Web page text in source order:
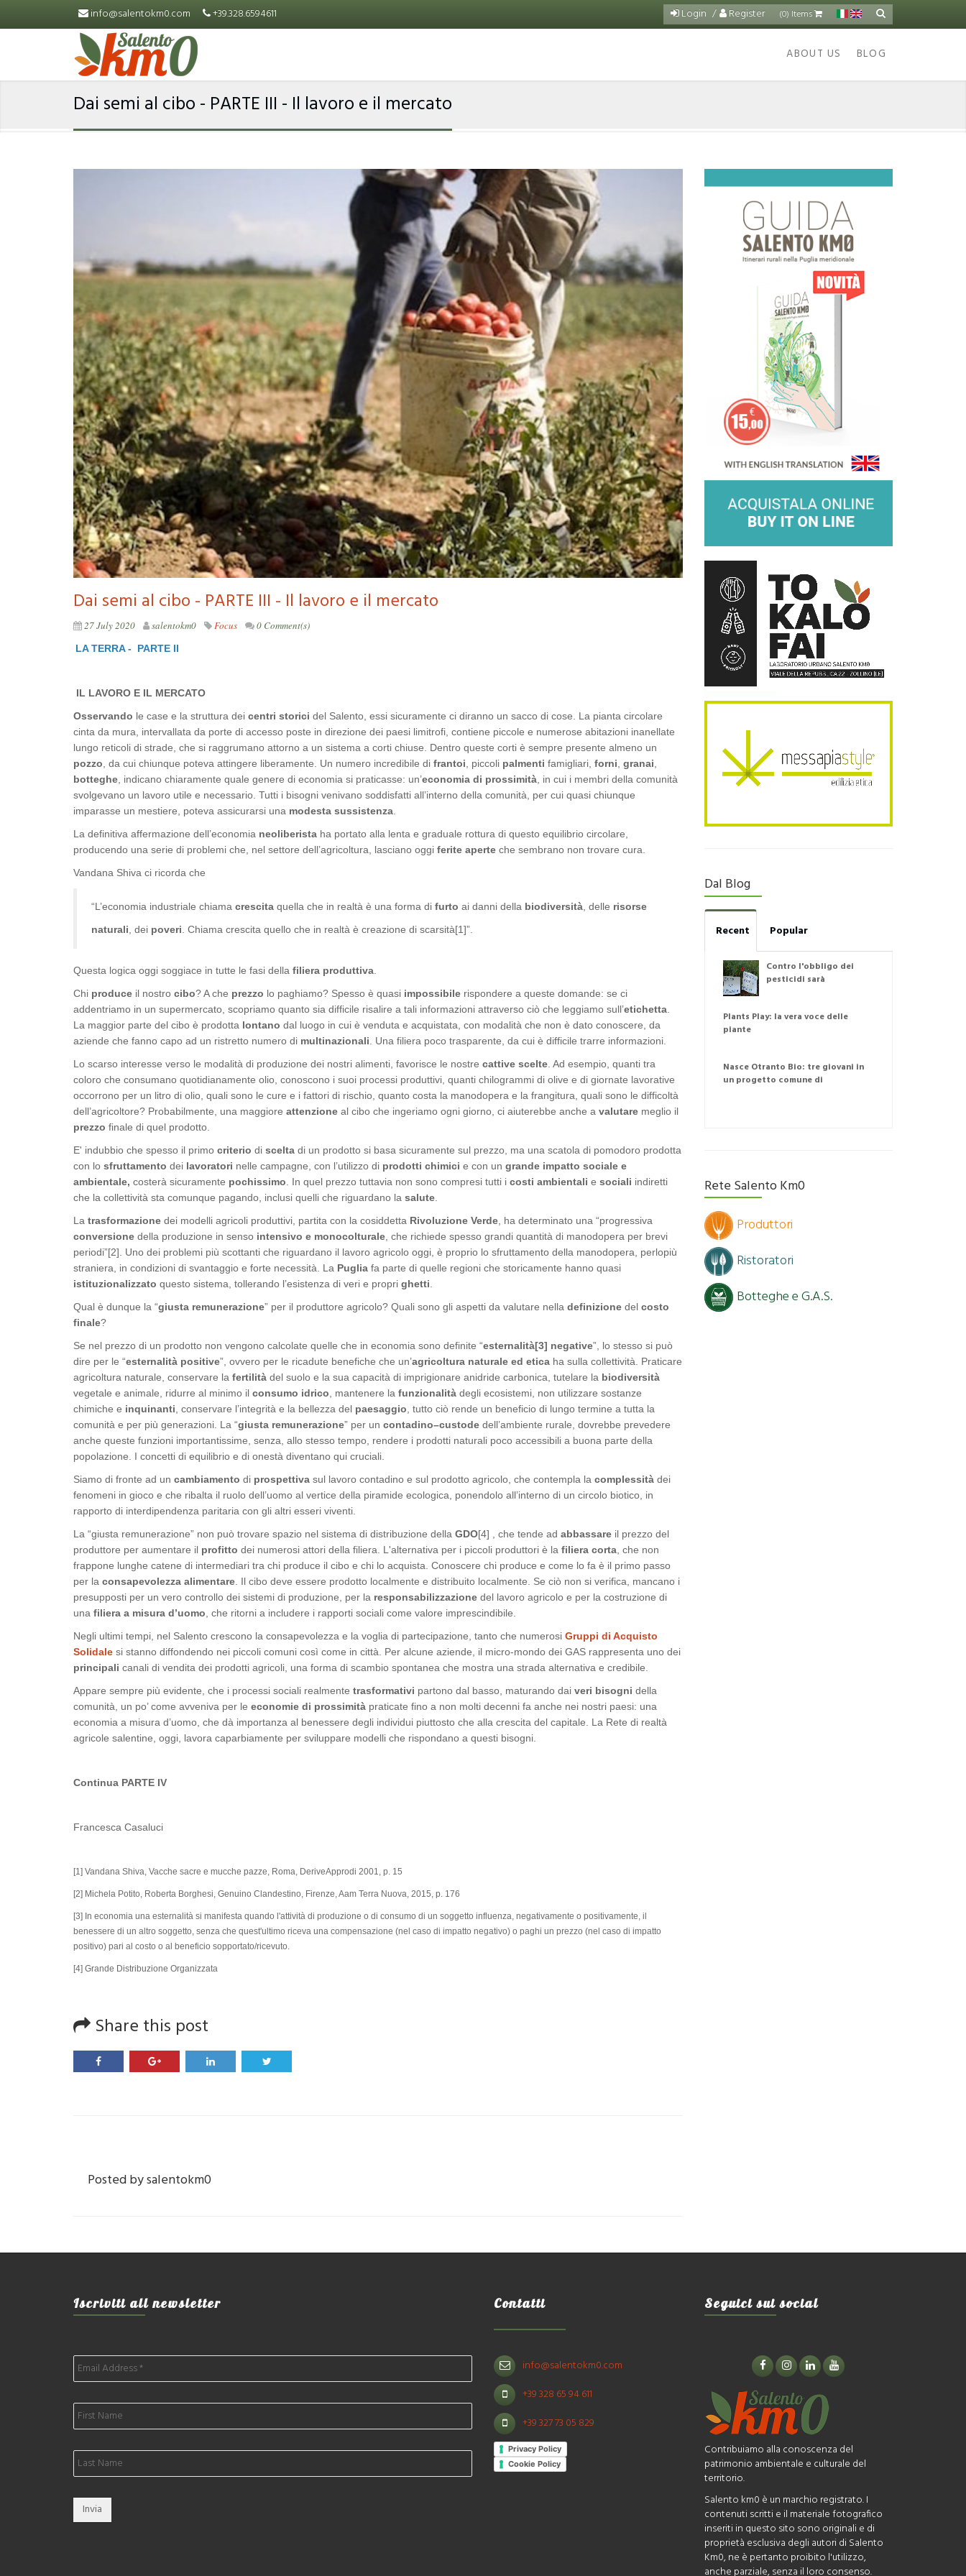
Skip to main contentinfo@salentokm0.com +39.328.6594611 Login Register (0) Items Search
form
Search
ABOUT US BLOG
Dai semi al cibo - PARTE III - Il lavoro e il mercato
Dai semi al cibo - PARTE III - Il lavoro e il mercato
27 July 2020 salentokm0 Focus 0 Comment(s)
LA TERRA - PARTE II
IL LAVORO E IL MERCATO
Osservando le case e la struttura dei centri storici del Salento, essi sicuramente ci diranno un sacco di cose. La pianta circolare
cinta da mura, intervallata da porte di accesso poste in direzione dei paesi limitrofi, contiene piccole e numerose abitazioni inanellate
lungo reticoli di strade, che si raggrumano attorno a un sistema a corti chiuse. Dentro queste corti è sempre presente almeno un
pozzo, da cui chiunque poteva attingere liberamente. Un numero incredibile di frantoi, piccoli palmenti famigliari, forni, granai,
botteghe, indicano chiaramente quale genere di economia si praticasse: un’economia di prossimità, in cui i membri della comunità
svolgevano un lavoro utile e necessario. Tutti i bisogni venivano soddisfatti all’interno della comunità, per cui quasi chiunque
imparasse un mestiere, poteva assicurarsi una modesta sussistenza.
La definitiva affermazione dell’economia neoliberista ha portato alla lenta e graduale rottura di questo equilibrio circolare,
producendo una serie di problemi che, nel settore dell’agricoltura, lasciano oggi ferite aperte che sembrano non trovare cura.
Vandana Shiva ci ricorda che
“L’economia industriale chiama crescita quella che in realtà è una forma di furto ai danni della biodiversità, delle risorse
naturali, dei poveri. Chiama crescita quello che in realtà è creazione di scarsità[1]”.
Questa logica oggi soggiace in tutte le fasi della filiera produttiva.
Chi produce il nostro cibo? A che prezzo lo paghiamo? Spesso è quasi impossibile rispondere a queste domande: se ci
addentriamo in un supermercato, scopriamo quanto sia difficile risalire a tali informazioni attraverso ciò che leggiamo sull’etichetta.
La maggior parte del cibo è prodotta lontano dal luogo in cui è venduta e acquistata, con modalità che non è dato conoscere, da
aziende che fanno capo ad un ristretto numero di multinazionali. Una filiera poco trasparente, da cui è difficile trarre informazioni.
Lo scarso interesse verso le modalità di produzione dei nostri alimenti, favorisce le nostre cattive scelte. Ad esempio, quanti tra
coloro che consumano quotidianamente olio, conoscono i suoi processi produttivi, quanti chilogrammi di olive e di giornate lavorative
occorrono per un litro di olio, quali sono le cure e i fattori di rischio, quanto costa la manodopera e la frangitura, quali sono le difficoltà
dell’agricoltore? Probabilmente, una maggiore attenzione al cibo che ingeriamo ogni giorno, ci aiuterebbe anche a valutare meglio il
prezzo finale di quel prodotto.
E' indubbio che spesso il primo criterio di scelta di un prodotto si basa sicuramente sul prezzo, ma una scatola di pomodoro prodotta
con lo sfruttamento dei lavoratori nelle campagne, con l’utilizzo di prodotti chimici e con un grande impatto sociale e
ambientale, costerà sicuramente pochissimo. In quel prezzo tuttavia non sono compresi tutti i costi ambientali e sociali indiretti
che la collettività sta comunque pagando, inclusi quelli che riguardano la salute.
La trasformazione dei modelli agricoli produttivi, partita con la cosiddetta Rivoluzione Verde, ha determinato una “progressiva
conversione della produzione in senso intensivo e monocolturale, che richiede spesso grandi quantità di manodopera per brevi
periodi”[2]. Uno dei problemi più scottanti che riguardano il lavoro agricolo oggi, è proprio lo sfruttamento della manodopera, perlopiù
straniera, in condizioni di svantaggio e forte necessità. La Puglia fa parte di quelle regioni che storicamente hanno quasi
istituzionalizzato questo sistema, tollerando l’esistenza di veri e propri ghetti.
Qual è dunque la “giusta remunerazione” per il produttore agricolo? Quali sono gli aspetti da valutare nella definizione del costo
finale?
Se nel prezzo di un prodotto non vengono calcolate quelle che in economia sono definite “esternalità[3] negative”, lo stesso si può
dire per le “esternalità positive”, ovvero per le ricadute benefiche che un’agricoltura naturale ed etica ha sulla collettività. Praticare
agricoltura naturale, conservare la fertilità del suolo e la sua capacità di imprigionare anidride carbonica, tutelare la biodiversità
vegetale e animale, ridurre al minimo il consumo idrico, mantenere la funzionalità degli ecosistemi, non utilizzare sostanze
chimiche e inquinanti, conservare l’integrità e la bellezza del paesaggio, tutto ciò rende un beneficio di lungo termine a tutta la
comunità e per più generazioni. La “giusta remunerazione” per un contadino–custode dell’ambiente rurale, dovrebbe prevedere
anche queste funzioni importantissime, senza, allo stesso tempo, rendere i prodotti naturali poco accessibili a buona parte della
popolazione. I concetti di equilibrio e di onestà diventano qui cruciali.
Siamo di fronte ad un cambiamento di prospettiva sul lavoro contadino e sul prodotto agricolo, che contempla la complessità dei
fenomeni in gioco e che ribalta il ruolo dell’uomo al vertice della piramide ecologica, ponendolo all’interno di un circolo biotico, in
rapporto di interdipendenza paritaria con gli altri esseri viventi.
La “giusta remunerazione” non può trovare spazio nel sistema di distribuzione della GDO[4] , che tende ad abbassare il prezzo del
produttore per aumentare il profitto dei numerosi attori della filiera. L'alternativa per i piccoli produttori è la filiera corta, che non
frappone lunghe catene di intermediari tra chi produce il cibo e chi lo acquista. Conoscere chi produce e come lo fa è il primo passo
per la consapevolezza alimentare. Il cibo deve essere prodotto localmente e distribuito localmente. Se ciò non si verifica, mancano i
presupposti per un vero controllo dei sistemi di produzione, per la responsabilizzazione del lavoro agricolo e per la costruzione di
una filiera a misura d’uomo, che ritorni a includere i rapporti sociali come valore imprescindibile.
Negli ultimi tempi, nel Salento crescono la consapevolezza e la voglia di partecipazione, tanto che numerosi Gruppi di Acquisto
Solidale si stanno diffondendo nei piccoli comuni così come in città. Per alcune aziende, il micro-mondo dei GAS rappresenta uno dei
principali canali di vendita dei prodotti agricoli, una forma di scambio spontanea che mostra una strada alternativa e credibile.
Appare sempre più evidente, che i processi sociali realmente trasformativi partono dal basso, maturando dai veri bisogni della
comunità, un po’ come avveniva per le economie di prossimità praticate fino a non molti decenni fa anche nei nostri paesi: una
economia a misura d’uomo, che dà importanza al benessere degli individui piuttosto che alla crescita del capitale. La Rete di realtà
agricole salentine, oggi, lavora caparbiamente per sviluppare modelli che rispondano a questi bisogni.
Continua PARTE IV
Francesca Casaluci
[1] Vandana Shiva, Vacche sacre e mucche pazze, Roma, DeriveApprodi 2001, p. 15
[2] Michela Potito, Roberta Borghesi, Genuino Clandestino, Firenze, Aam Terra Nuova, 2015, p. 176
[3] In economia una esternalità si manifesta quando l'attività di produzione o di consumo di un soggetto influenza, negativamente o positivamente, il
benessere di un altro soggetto, senza che quest'ultimo riceva una compensazione (nel caso di impatto negativo) o paghi un prezzo (nel caso di impatto
positivo) pari al costo o al beneficio sopportato/ricevuto.
[4] Grande Distribuzione Organizzata
Share this post
Posted bysalentokm0
Dal Blog
Recent Popular
Contro l'obbligo dei
pesticidi sarà
Plants Play: la vera voce delle
piante
Nasce Otranto Bio: tre giovani in
un progetto comune di
Rete Salento Km0
Produttori
Ristoratori
Botteghe e G.A.S.
Iscriviti all newsletter Contatti
info@salentokm0.com
+39 328 65 94 611
+39 327 73 05 829
Privacy Policy
Cookie Policy
Seguici sui social
Contribuiamo alla conoscenza del
patrimonio ambientale e culturale del
territorio.
Salento km0 è un marchio registrato. I
contenuti scritti e il materiale fotografico
inseriti in questo sito sono originali e di
proprietà esclusiva degli autori di Salento
Km0, ne è pertanto proibito l'utilizzo,
anche parziale, senza il loro consenso.